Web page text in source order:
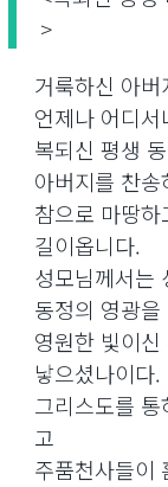
>
거룩하신 아
언제나 어디
복되신 평생
아버지를 찬
참으로 마땅
길이옵니다.
성모님께서는
동정의 영광
영원한 빛이
낳으셨나이다.
그리스도를
고
주품천사들이